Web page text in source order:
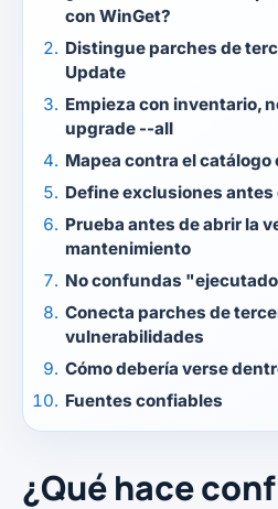
con WinGet?
Distingue parches de
Update
Empieza con inventario,
upgrade --all
Mapea contra el catálogo
Define exclusiones
Prueba antes de abrir la
mantenimiento
No confundas
Conecta parches de
vulnerabilidades
Cómo debería verse
Fuentes confiables
¿Qué hace